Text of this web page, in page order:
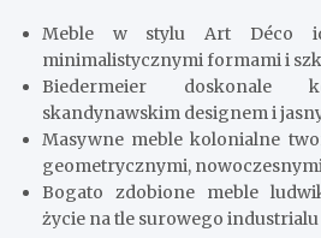
Meble w stylu Art Déco
minimalistycznymi formami i
Biedermeier doskonale
skandynawskim designem i
Masywne meble kolonialne
geometrycznymi,
Bogato zdobione meble
życie na tle surowego industrialu